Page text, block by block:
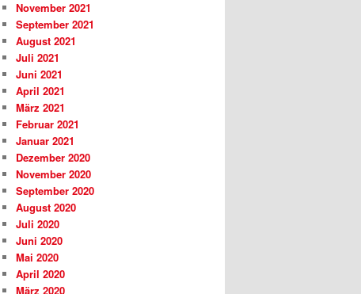
November 2021
September 2021
August 2021
Juli 2021
Juni 2021
April 2021
März 2021
Februar 2021
Januar 2021
Dezember 2020
November 2020
September 2020
August 2020
Juli 2020
Juni 2020
Mai 2020
April 2020
März 2020